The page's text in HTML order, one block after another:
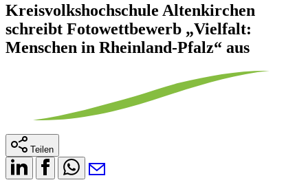
Kreisvolkshochschule Altenkirchen
schreibt Fotowettbewerb „Vielfalt:
Menschen in Rheinland-Pfalz“ aus
Teilen